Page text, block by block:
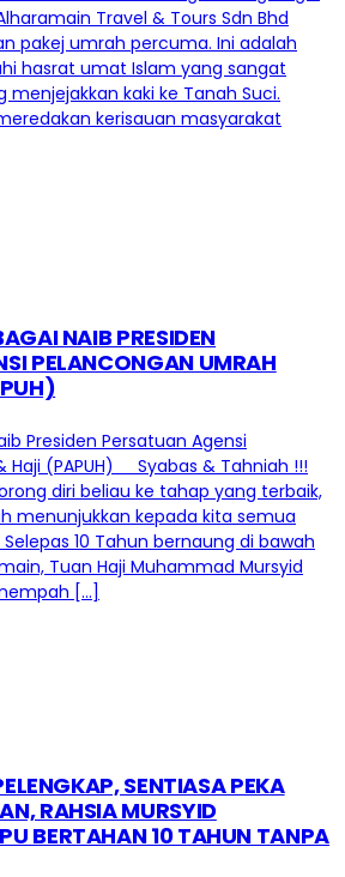
Travel & Tours Sdn Bhd
pakej umrah percuma. Ini adalah
hasrat umat Islam yang sangat
kaki ke Tanah Suci.
kerisauan masyarakat
NAIB PRESIDEN
PELANCONGAN UMRAH
Presiden Persatuan Agensi
Haji (PAPUH) Syabas & Tahniah !!!
diri beliau ke tahap yang terbaik,
menunjukkan kepada kita semua
10 Tahun bernaung di bawah
Tuan Haji Muhammad Mursyid
[…]
SENTIASA PEKA
RAHSIA MURSYID
BERTAHAN 10 TAHUN TANPA